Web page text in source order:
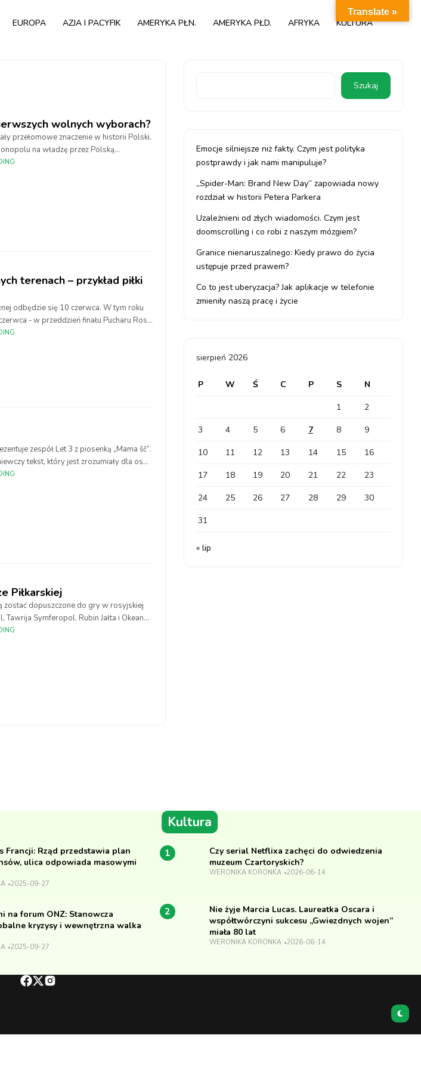
EUROPA AZJA I PACYFIK AMERYKA PŁN. AMERYKA PŁD. AFRYKA KULTURA
wolnych wyborach?
przełomowe znaczenie w historii Polski.
na władzę przez Polską
terenach – przykład piłki
odbędzie się 10 czerwca. W tym roku
- w przeddzień finału Pucharu Rosji.
zespół Let 3 z piosenką „Mama šč”.
tekst, który jest zrozumiały dla osób
Piłkarskiej
zostać dopuszczone do gry w rosyjskiej
Tawrija Symferopol, Rubin Jałta i Okean
Szukaj
Emocje silniejsze niż fakty. Czym jest polityka
postprawdy i jak nami manipuluje?
„Spider-Man: Brand New Day” zapowiada nowy
rozdział w historii Petera Parkera
Uzależnieni od złych wiadomości. Czym jest
doomscrolling i co robi z naszym mózgiem?
Granice nienaruszalnego: Kiedy prawo do życia
ustępuje przed prawem?
Co to jest uberyzacja? Jak aplikacje w telefonie
zmieniły naszą pracę i życie
sierpień 2026
P W Ś C P S
N
1
2
3
4 5 6 7 8
9
10
11 12 13 14 15
16
17
18 19 20 21 22
23
24
25 26 27 28 29
30
31
« lip
Francji: Rząd przedstawia plan
ulica odpowiada masowymi
2025-09-27
na forum ONZ: Stanowcza
kryzysy i wewnętrzna walka
2025-09-27
Kultura
1
Czy serial Netflixa zachęci do odwiedzenia
muzeum Czartoryskich?
WERONIKA KORONKA 2026-06-14
2
Nie żyje Marcia Lucas. Laureatka Oscara i
współtwórczyni sukcesu „Gwiezdnych wojen”
miała 80 lat
WERONIKA KORONKA 2026-06-14
Translate »